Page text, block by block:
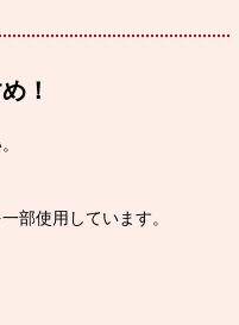
！
部使用しています。